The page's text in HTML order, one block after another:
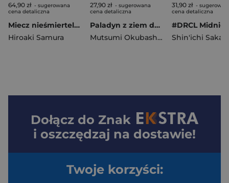
64,90 zł - sugerowana
cena detaliczna
Miecz nieśmiertelnego. Tom 15
Hiroaki Samura
27,90 zł - sugerowana
cena detaliczna
Paladyn z ziem dalekich. Tom 14
Mutsumi Okubashi
, Kususaga Rin
31,90 zł -
cena detaliczna
Shin'ichi
Dołącz do Znak
i oszczędzaj na dostawie!
Twoje korzyści: